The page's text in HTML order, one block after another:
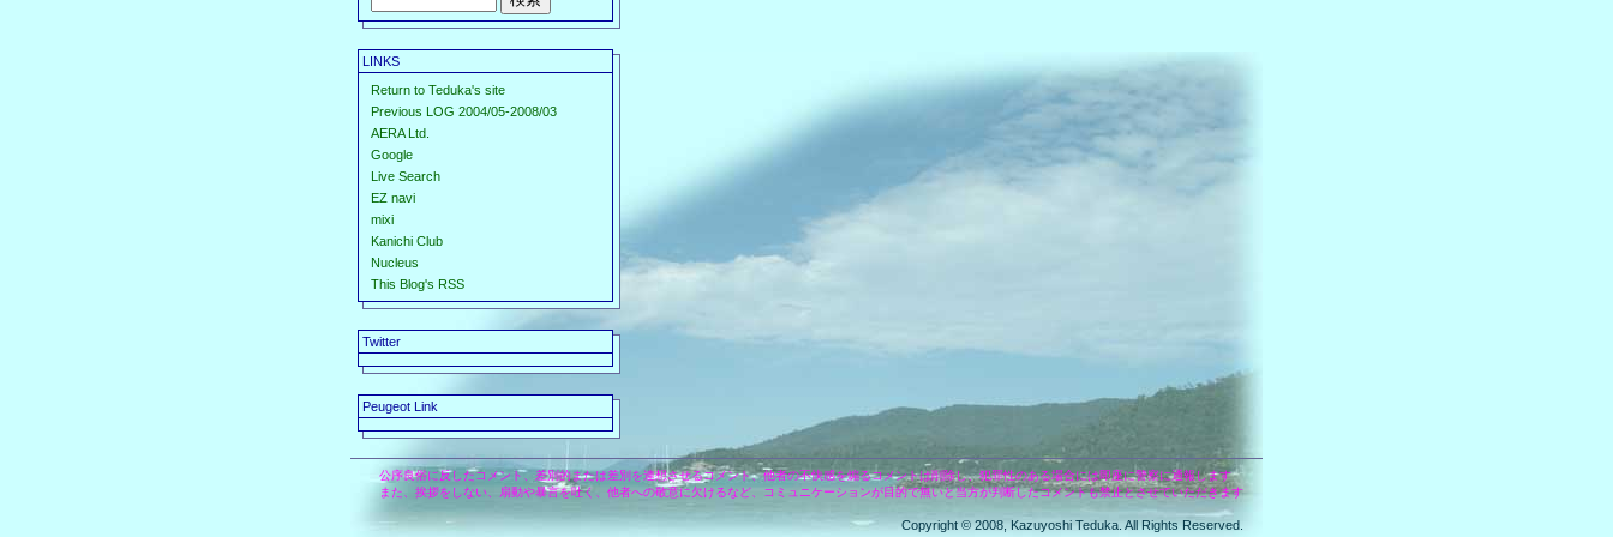
LINKS
Return to Teduka's site
Previous LOG 2004/05-2008/03
AERA Ltd.
Google
Live Search
EZ navi
mixi
Kanichi Club
Nucleus
This Blog's RSS
Twitter
Peugeot Link
公序良俗に反したコメント、差別的または差別を連想させるコメント、他者の不快感を煽るコメントは削除し、犯罪性のある場合には即座に警察に通報します
また、挨拶をしない、扇動や暴言を吐く、他者への敬意に欠けるなど、コミュニケーションが目的で無いと当方が判断したコメントも禁止とさせていただきます
Copyright © 2008, Kazuyoshi Teduka. All Rights Reserved.